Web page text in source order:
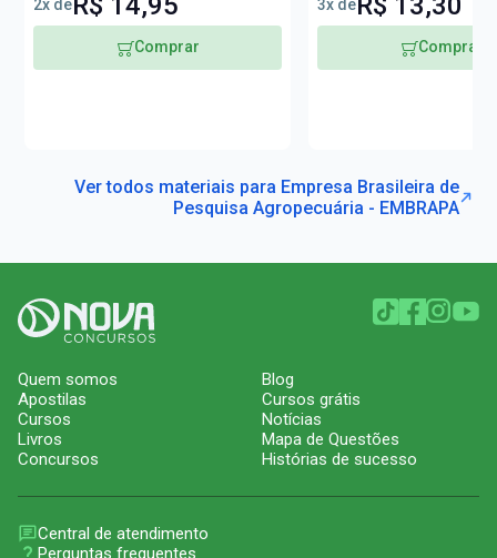
2x de
Comprar
3x de
Comprar
Ver todos materiais para Empresa Brasileira de
Pesquisa Agropecuária - EMBRAPA
Quem somos
Apostilas
Cursos
Livros
Concursos
Blog
Cursos grátis
Notícias
Mapa de Questões
Histórias de sucesso
Central de atendimento
Perguntas frequentes